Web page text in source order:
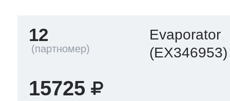
12
Evaporator
(EX346953)
15725